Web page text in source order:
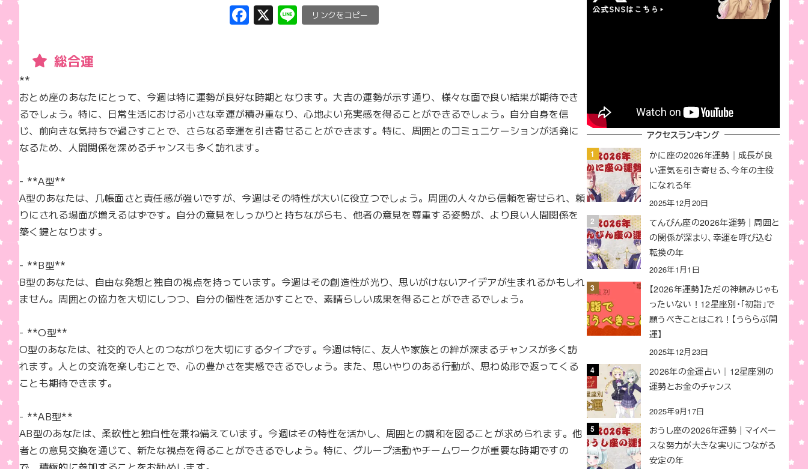
F
b
o
o
k
X Li C
Li
n
k
総合運
**
おとめ座のあなたにとって、今週は特に運勢が良好な時期となります。大吉の運勢が示す通り、様々な面で良い結果が期待でき
るでしょう。特に、日常生活における小さな幸運が積み重なり、心地よい充実感を得ることができるでしょう。自分自身を信
じ、前向きな気持ちで過ごすことで、さらなる幸運を引き寄せることができます。特に、周囲とのコミュニケーションが活発に
なるため、人間関係を深めるチャンスも多く訪れます。
- **A型**
A型のあなたは、几帳面さと責任感が強いですが、今週はその特性が大いに役立つでしょう。周囲の人々から信頼を寄せられ、頼
りにされる場面が増えるはずです。自分の意見をしっかりと持ちながらも、他者の意見を尊重する姿勢が、より良い人間関係を
築く鍵となります。
- **B型**
B型のあなたは、自由な発想と独自の視点を持っています。今週はその創造性が光り、思いがけないアイデアが生まれるかもしれ
ません。周囲との協力を大切にしつつ、自分の個性を活かすことで、素晴らしい成果を得ることができるでしょう。
- **O型**
O型のあなたは、社交的で人とのつながりを大切にするタイプです。今週は特に、友人や家族との絆が深まるチャンスが多く訪
れます。人との交流を楽しむことで、心の豊かさを実感できるでしょう。また、思いやりのある行動が、思わぬ形で返ってくる
ことも期待できます。
- **AB型**
AB型のあなたは、柔軟性と独自性を兼ね備えています。今週はその特性を活かし、周囲との調和を図ることが求められます。他
者との意見交換を通じて、新たな視点を得ることができるでしょう。特に、グループ活動やチームワークが重要な時期ですの
アクセスランキング
かに座の2026年運勢｜成長が良
い運気を引き寄せる、今年の主役
になれる年
2025年12月20日
てんびん座の2026年運勢｜周囲と
の関係が深まり、幸運を呼び込む
転換の年
2026年1月1日
【2026年運勢】ただの神頼みじゃも
ったいない！12星座別・「初詣」で
願うべきことはこれ！【うららぶ開
運】
2025年12月23日
2026年の金運占い｜12星座別の
運勢とお金のチャンス
2025年9月17日
おうし座の2026年運勢｜マイペー
スな努力が大きな実りにつながる
安定の年